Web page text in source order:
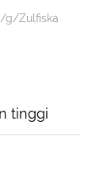
g/Zulfiska
tinggi